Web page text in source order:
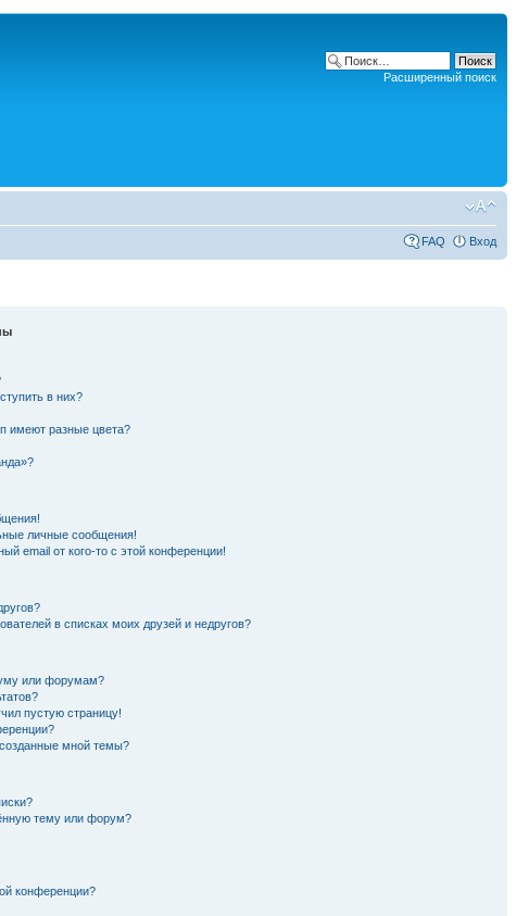
Расширенный поиск
FAQ Вход
в них?
имеют разные цвета?
личные сообщения!
email от кого-то с этой конференции!
в списках моих друзей и недругов?
или форумам?
пустую страницу!
мной темы?
тему или форум?
конференции?